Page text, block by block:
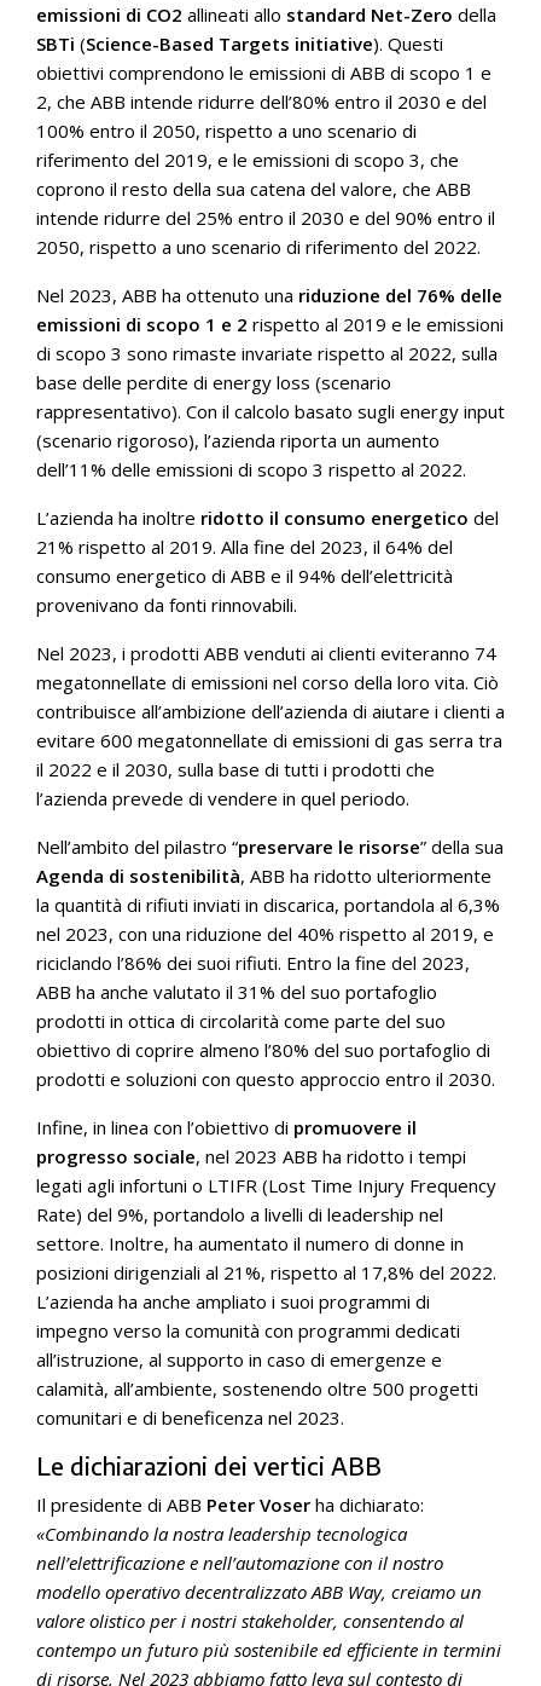
emissioni di CO2 allineati allo standard Net-Zero della
SBTi (Science-Based Targets initiative). Questi
obiettivi comprendono le emissioni di ABB di scopo 1 e
2, che ABB intende ridurre dell’80% entro il 2030 e del
100% entro il 2050, rispetto a uno scenario di
riferimento del 2019, e le emissioni di scopo 3, che
coprono il resto della sua catena del valore, che ABB
intende ridurre del 25% entro il 2030 e del 90% entro il
2050, rispetto a uno scenario di riferimento del 2022.
Nel 2023, ABB ha ottenuto una riduzione del 76% delle
emissioni di scopo 1 e 2 rispetto al 2019 e le emissioni
di scopo 3 sono rimaste invariate rispetto al 2022, sulla
base delle perdite di energy loss (scenario
rappresentativo). Con il calcolo basato sugli energy input
(scenario rigoroso), l’azienda riporta un aumento
dell’11% delle emissioni di scopo 3 rispetto al 2022.
L’azienda ha inoltre ridotto il consumo energetico del
21% rispetto al 2019. Alla fine del 2023, il 64% del
consumo energetico di ABB e il 94% dell’elettricità
provenivano da fonti rinnovabili.
Nel 2023, i prodotti ABB venduti ai clienti eviteranno 74
megatonnellate di emissioni nel corso della loro vita. Ciò
contribuisce all’ambizione dell’azienda di aiutare i clienti a
evitare 600 megatonnellate di emissioni di gas serra tra
il 2022 e il 2030, sulla base di tutti i prodotti che
l’azienda prevede di vendere in quel periodo.
Nell’ambito del pilastro “preservare le risorse” della sua
Agenda di sostenibilità, ABB ha ridotto ulteriormente
la quantità di rifiuti inviati in discarica, portandola al 6,3%
nel 2023, con una riduzione del 40% rispetto al 2019, e
riciclando l’86% dei suoi rifiuti. Entro la fine del 2023,
ABB ha anche valutato il 31% del suo portafoglio
prodotti in ottica di circolarità come parte del suo
obiettivo di coprire almeno l’80% del suo portafoglio di
prodotti e soluzioni con questo approccio entro il 2030.
Infine, in linea con l’obiettivo di promuovere il
progresso sociale, nel 2023 ABB ha ridotto i tempi
legati agli infortuni o LTIFR (Lost Time Injury Frequency
Rate) del 9%, portandolo a livelli di leadership nel
settore. Inoltre, ha aumentato il numero di donne in
posizioni dirigenziali al 21%, rispetto al 17,8% del 2022.
L’azienda ha anche ampliato i suoi programmi di
impegno verso la comunità con programmi dedicati
all’istruzione, al supporto in caso di emergenze e
calamità, all’ambiente, sostenendo oltre 500 progetti
comunitari e di beneficenza nel 2023.
Le dichiarazioni dei vertici ABB
Il presidente di ABB Peter Voser ha dichiarato:
«Combinando la nostra leadership tecnologica
nell’elettrificazione e nell’automazione con il nostro
modello operativo decentralizzato ABB Way, creiamo un
valore olistico per i nostri stakeholder, consentendo al
contempo un futuro più sostenibile ed efficiente in termini
di risorse. Nel 2023 abbiamo fatto leva sul contesto di